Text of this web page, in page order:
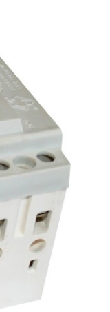
диэлектрические
Стремянки с
Стремянки с
опорой
Ширмы
РЗА (шторы)
Штендеры
Щиты
диэлектрические